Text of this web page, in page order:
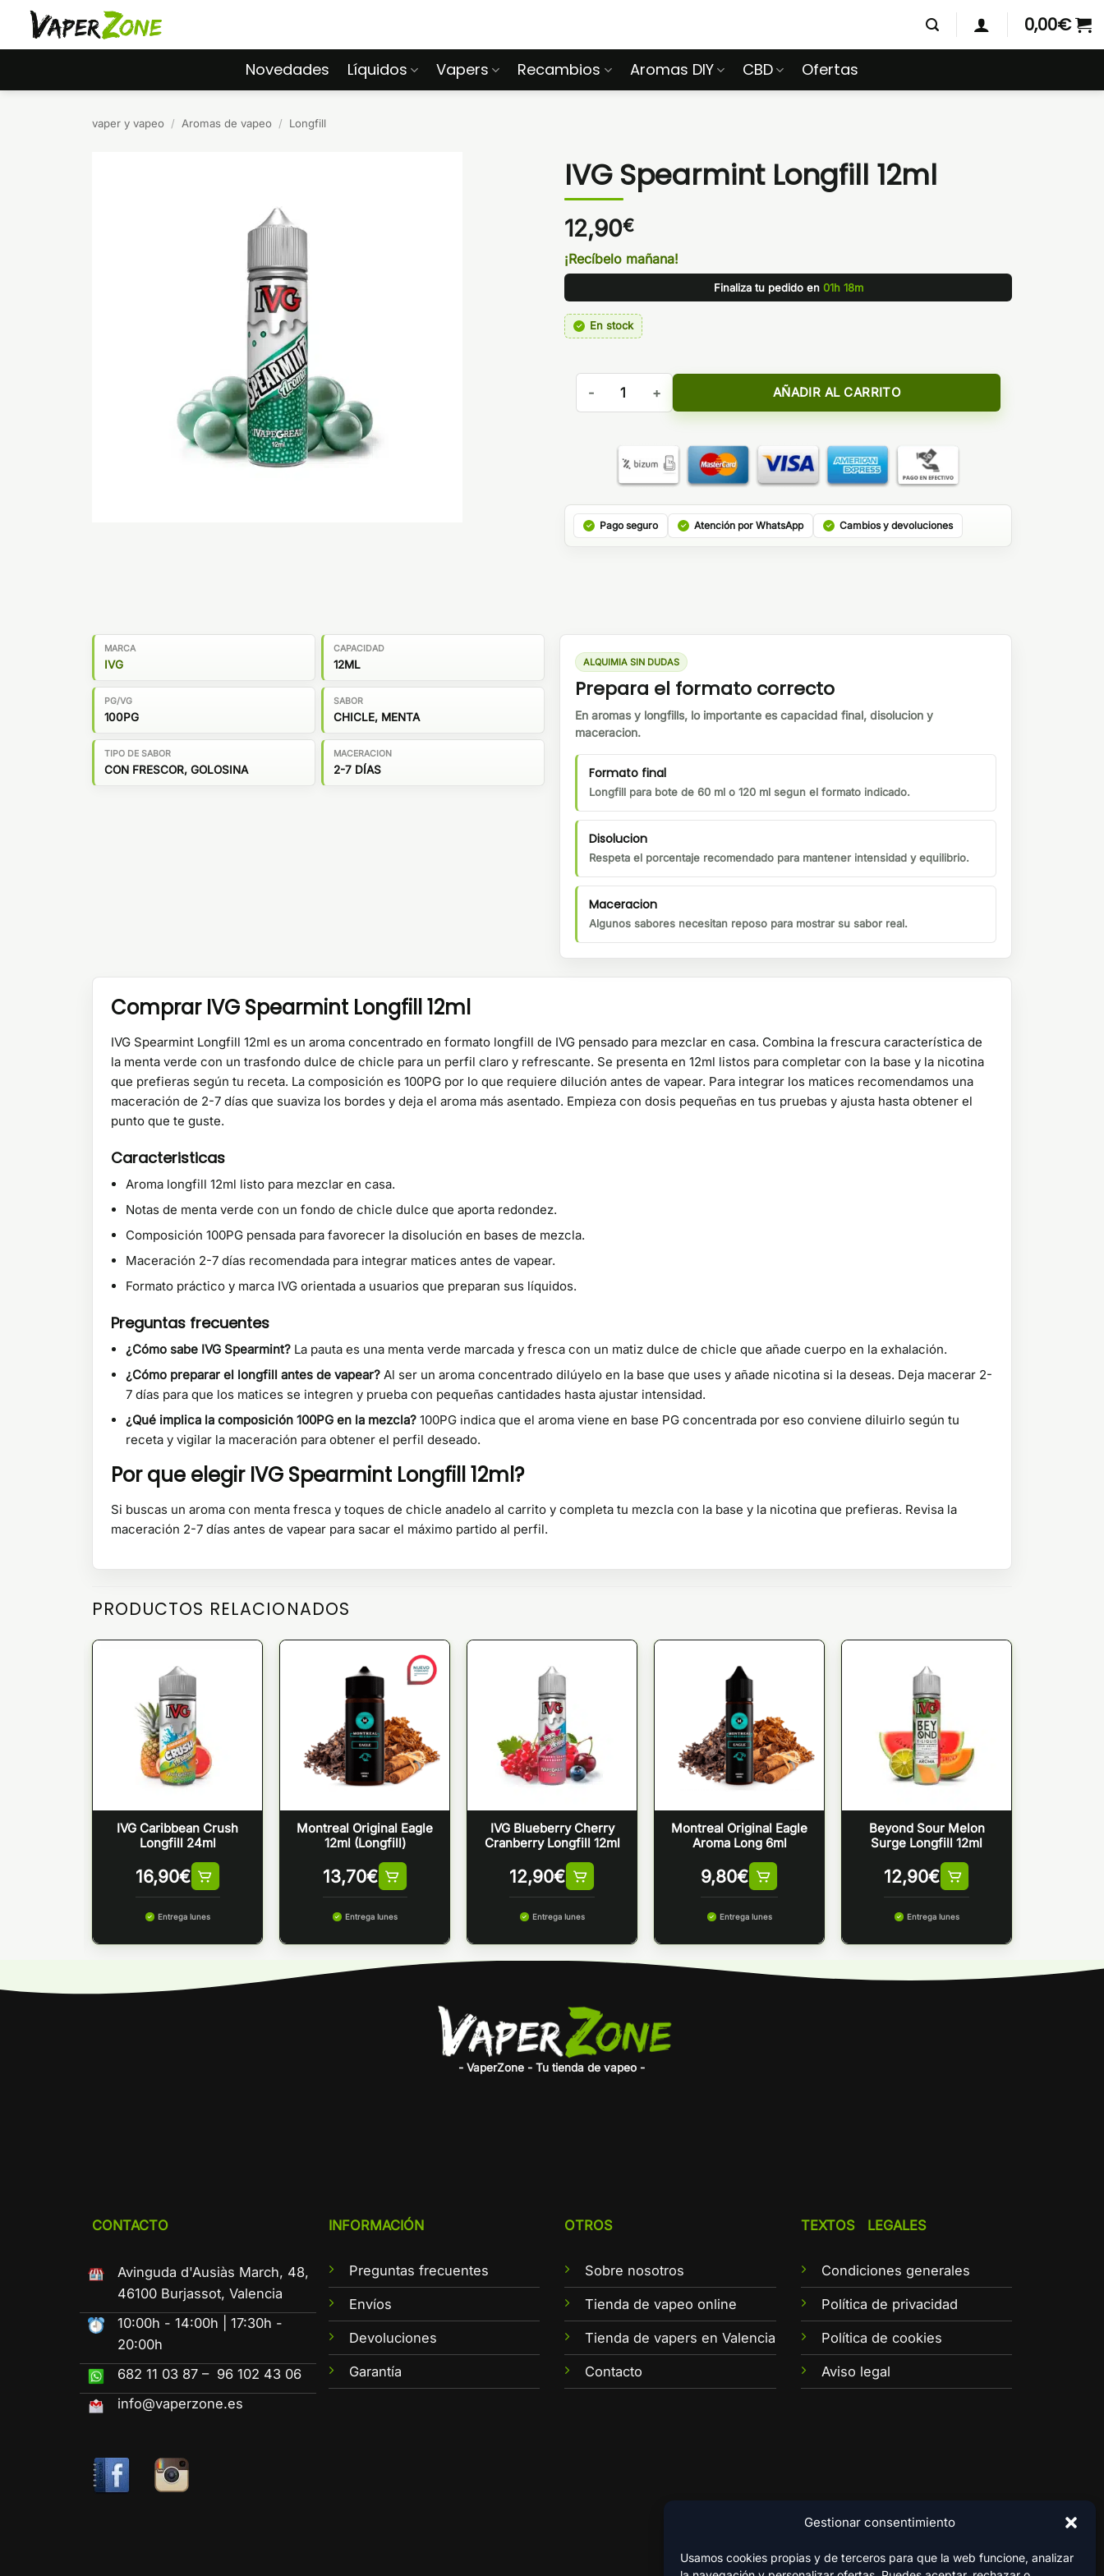
Gestionar consentimiento
Usamos cookies propias y de terceros para que la web funcione, analizar
Saltar
contenido
0,00€
Novedades Líquidos Vapers Recambios Aromas DIY CBD Ofertas
vaper y vapeo / Aromas de vapeo / Longfill
IVG Spearmint Longfill 12ml
12,90€
¡Recíbelo mañana!
Finaliza tu pedido en 01h 18m
En stock
IVG Spearmint Longfill 12ml cantidad
AÑADIR AL CARRITO
Pago seguro Atención por WhatsApp Cambios y devoluciones
MARCA
IVG
CAPACIDAD
12ML
PG/VG
100PG
SABOR
CHICLE, MENTA
TIPO DE SABOR
CON FRESCOR, GOLOSINA
MACERACION
2-7 DÍAS
ALQUIMIA SIN DUDAS
Prepara el formato correcto
En aromas y longfills, lo importante es capacidad final, disolucion y
maceracion.
Formato final
Longfill para bote de 60 ml o 120 ml segun el formato indicado.
Disolucion
Respeta el porcentaje recomendado para mantener intensidad y equilibrio.
Maceracion
Algunos sabores necesitan reposo para mostrar su sabor real.
Comprar IVG Spearmint Longfill 12ml
IVG Spearmint Longfill 12ml es un aroma concentrado en formato longfill de IVG pensado para mezclar en casa. Combina la frescura característica de
la menta verde con un trasfondo dulce de chicle para un perfil claro y refrescante. Se presenta en 12ml listos para completar con la base y la nicotina
que prefieras según tu receta. La composición es 100PG por lo que requiere dilución antes de vapear. Para integrar los matices recomendamos una
maceración de 2-7 días que suaviza los bordes y deja el aroma más asentado. Empieza con dosis pequeñas en tus pruebas y ajusta hasta obtener el
punto que te guste.
Caracteristicas
Aroma longfill 12ml listo para mezclar en casa.
Notas de menta verde con un fondo de chicle dulce que aporta redondez.
Composición 100PG pensada para favorecer la disolución en bases de mezcla.
Maceración 2-7 días recomendada para integrar matices antes de vapear.
Formato práctico y marca IVG orientada a usuarios que preparan sus líquidos.
Preguntas frecuentes
¿Cómo sabe IVG Spearmint? La pauta es una menta verde marcada y fresca con un matiz dulce de chicle que añade cuerpo en la exhalación.
¿Cómo preparar el longfill antes de vapear? Al ser un aroma concentrado dilúyelo en la base que uses y añade nicotina si la deseas. Deja macerar 2-
7 días para que los matices se integren y prueba con pequeñas cantidades hasta ajustar intensidad.
¿Qué implica la composición 100PG en la mezcla? 100PG indica que el aroma viene en base PG concentrada por eso conviene diluirlo según tu
receta y vigilar la maceración para obtener el perfil deseado.
Por que elegir IVG Spearmint Longfill 12ml?
Si buscas un aroma con menta fresca y toques de chicle anadelo al carrito y completa tu mezcla con la base y la nicotina que prefieras. Revisa la
maceración 2-7 días antes de vapear para sacar el máximo partido al perfil.
PRODUCTOS RELACIONADOS
IVG Caribbean Crush
Longfill 24ml
16,90€
Entrega lunes
Montreal Original Eagle
12ml (Longfill)
13,70€
Entrega lunes
IVG Blueberry Cherry
Cranberry Longfill 12ml
12,90€
Entrega lunes
Montreal Original Eagle
Aroma Long 6ml
9,80€
Entrega lunes
Beyond Sour Melon
Surge Longfill 12ml
12,90€
Entrega lunes
- VaperZone - Tu tienda de vapeo -
CONTACTO
Avinguda d'Ausiàs March, 48,
46100 Burjassot, Valencia
10:00h - 14:00h | 17:30h -
20:00h
682 11 03 87 – 96 102 43 06
info@vaperzone.es
INFORMACIÓN
Preguntas frecuentes
Envíos
Devoluciones
Garantía
OTROS
Sobre nosotros
Tienda de vapeo online
Tienda de vapers en Valencia
Contacto
TEXTOS LEGALES
Condiciones generales
Política de privacidad
Política de cookies
Aviso legal